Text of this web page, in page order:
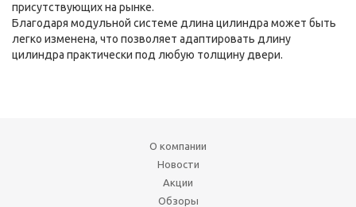
присутствующих на рынке.
Благодаря модульной системе длина цилиндра может быть
легко изменена, что позволяет адаптировать длину
цилиндра практически под любую толщину двери.
О компании
Новости
Акции
Обзоры